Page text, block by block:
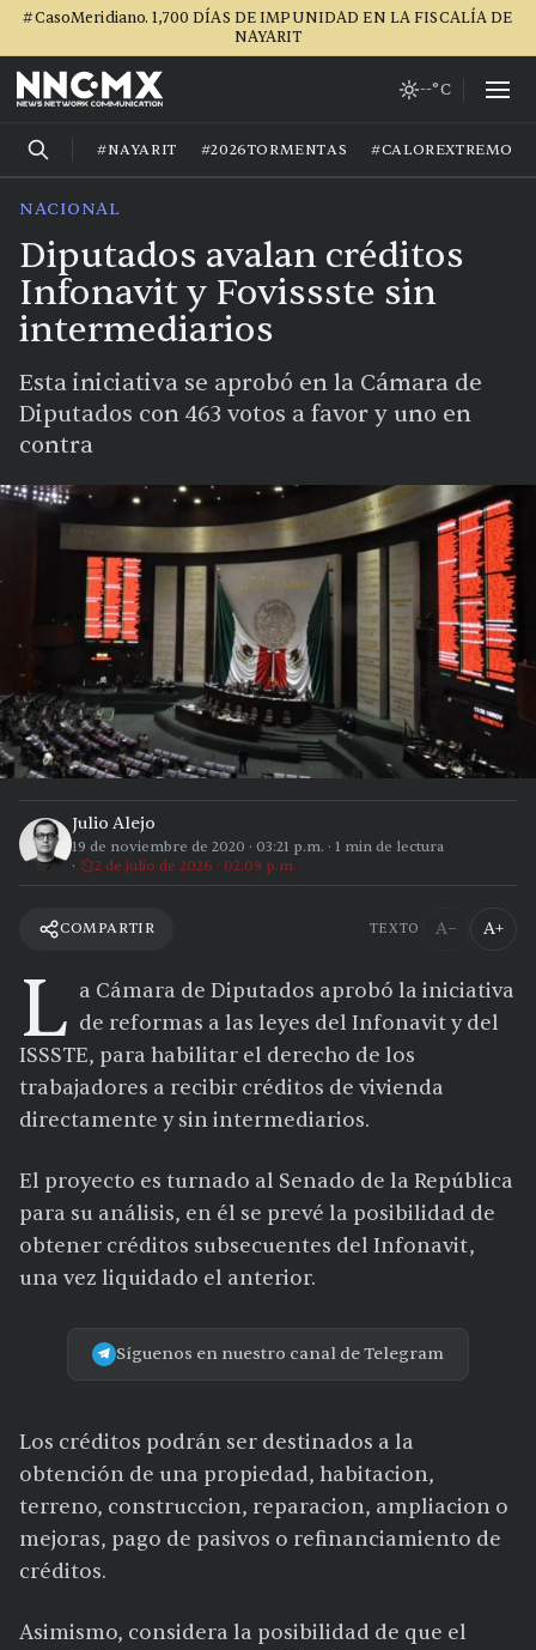
#CasoMeridiano. 1,700 DÍAS DE IMPUNIDAD EN LA FISCALÍA DE
NAYARIT
--°C
#NAYARIT #2026TORMENTAS #CALOREXTREMO
NACIONAL
Diputados avalan créditos
Infonavit y Fovissste sin
intermediarios
Esta iniciativa se aprobó en la Cámara de
Diputados con 463 votos a favor y uno en
contra
Julio Alejo
19 de noviembre de 2020 · 03:21 p.m. · 1 min de lectura
2 de julio de 2026 · 02:09 p.m.
COMPARTIR TEXTO A− A+
L a Cámara de Diputados aprobó la iniciativa
de reformas a las leyes del Infonavit y del
ISSSTE, para habilitar el derecho de los
trabajadores a recibir créditos de vivienda
directamente y sin intermediarios.
El proyecto es turnado al Senado de la República
para su análisis, en él se prevé la posibilidad de
obtener créditos subsecuentes del Infonavit,
una vez liquidado el anterior.
Síguenos en nuestro canal de Telegram
Los créditos podrán ser destinados a la
obtención de una propiedad, habitacion,
terreno, construccion, reparacion, ampliacion o
mejoras, pago de pasivos o refinanciamiento de
créditos.
Asimismo, considera la posibilidad de que el